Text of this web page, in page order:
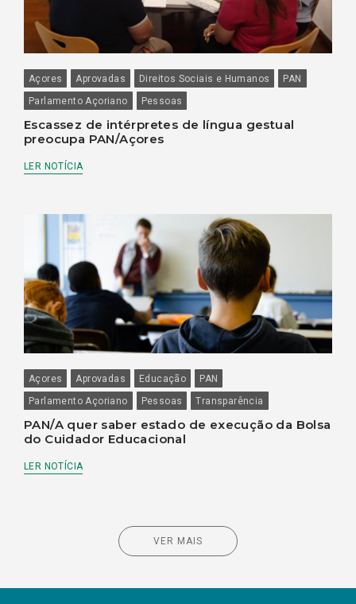
Açores Aprovadas Direitos Sociais e Humanos
PAN
Parlamento Açoriano
Pessoas
Escassez de intérpretes de língua gestual
preocupa PAN/Açores
LER NOTÍCIA
Açores Aprovadas Educação
PAN
Parlamento Açoriano
Pessoas Transparência
PAN/A quer saber estado de execução da Bolsa
do Cuidador Educacional
LER NOTÍCIA
VER MAIS